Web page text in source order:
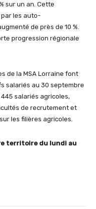
sur un an. Cette
les auto-
de près de 10 %.
progression régionale
de la MSA Lorraine font
salariés au 30 septembre
salariés agricoles,
de recrutement et
les filières agricoles.
territoire du lundi au